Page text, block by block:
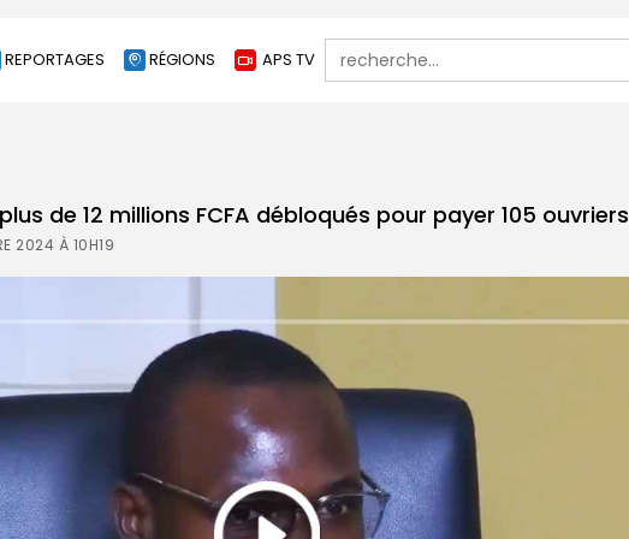
REPORTAGES RÉGIONS APS TV
Search
for:
de 12 millions FCFA débloqués pour payer 105 ouvriers
2024 À 10H19